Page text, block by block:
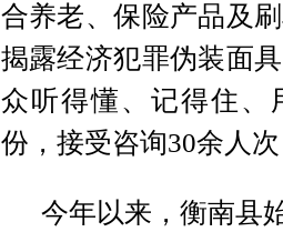
合养老、保险产品及
揭露经济犯罪伪装面
众听得懂、记得住、
份，接受咨询30余人
今年以来，衡南县